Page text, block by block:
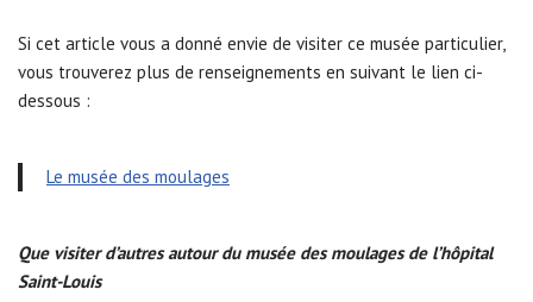
Si cet article vous a donné envie de visiter ce musée particulier,
vous trouverez plus de renseignements en suivant le lien ci-
dessous :
Le musée des moulages
Que visiter d’autres autour du musée des moulages de l’hôpital
Saint-Louis